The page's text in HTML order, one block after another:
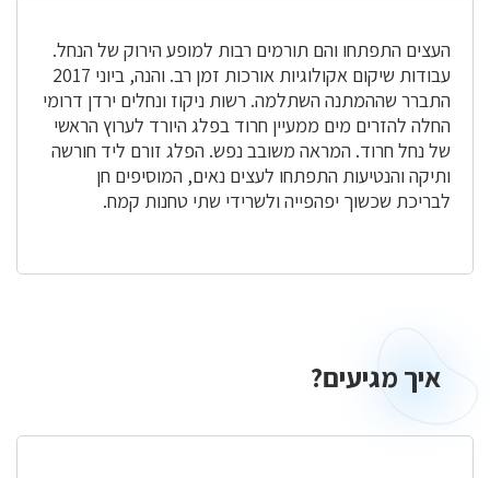
העצים התפתחו והם תורמים רבות למופע הירוק של הנחל.
עבודות שיקום אקולוגיות אורכות זמן רב. והנה, ביוני 2017
התברר שההמתנה השתלמה. רשות ניקוז ונחלים ירדן דרומי
החלה להזרים מים ממעיין חרוד בפלג היורד לערוץ הראשי
של נחל חרוד. המראה משובב נפש. הפלג זורם ליד חורשה
ותיקה והנטיעות התפתחו לעצים נאים, המוסיפים חן
לבריכת שכשוך יפהפייה ולשרידי שתי טחנות קמח.
איך מגיעים?